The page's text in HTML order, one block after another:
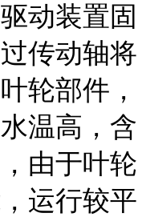
动装置固
传动轴将
轮部件，
温高，含
由于叶轮
运行较平